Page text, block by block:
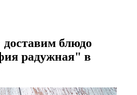
блюдо
радужная" в